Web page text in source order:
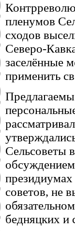
пленумов
сходов
Северо-
заселённые
применить
Сельсоветы
советов, не
бедняцких и